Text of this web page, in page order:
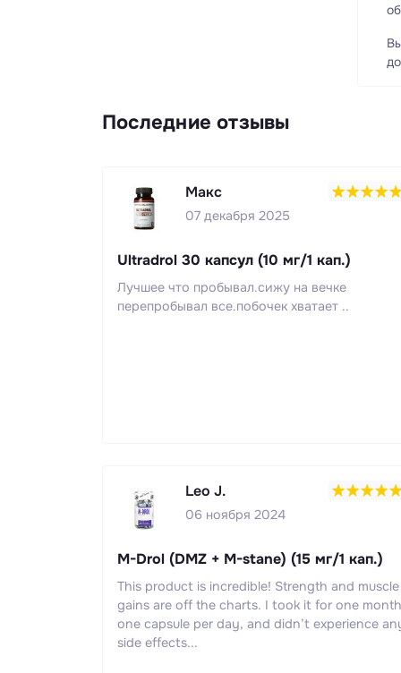
Последние отзывы
Макс
07 декабря 2025
Ultradrol 30 капсул (10 мг/1 кап.)
Лучшее что пробывал.сижу на вечке
перепробывал все.побочек хватает ..
Leo J.
06 ноября 2024
M-Drol (DMZ + M-stane) (15 мг/1 кап.)
This product is incredible! Strength and muscle
gains are off the charts. I took it for one
one capsule per day, and didn’t experience
side effects...